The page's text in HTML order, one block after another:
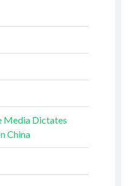
Media Dictates
China